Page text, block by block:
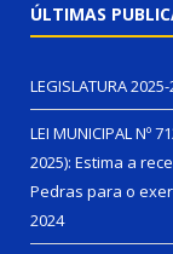
ÚLTIMAS
LEGISLATURA
LEI MUNICIPAL Nº
2025): Estima a
Pedras para o
2024